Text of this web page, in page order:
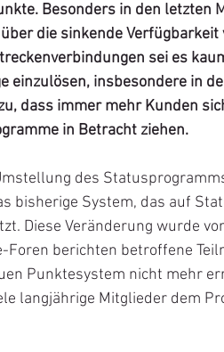
Besonders in den letzten
die sinkende Verfügbarkeit
sei es
einzulösen, insbesondere in
dass immer mehr Kunden
in Betracht ziehen.
des
bisherige System, das auf
Diese Veränderung wurde
berichten betroffene
Punktesystem nicht mehr
langjährige Mitglieder dem